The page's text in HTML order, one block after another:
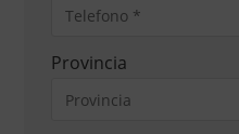
Provincia